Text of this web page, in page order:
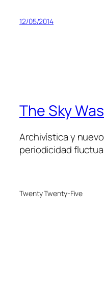
12/05/2014
The Sky
Archivística y
periodicidad
Twenty Twenty-Five